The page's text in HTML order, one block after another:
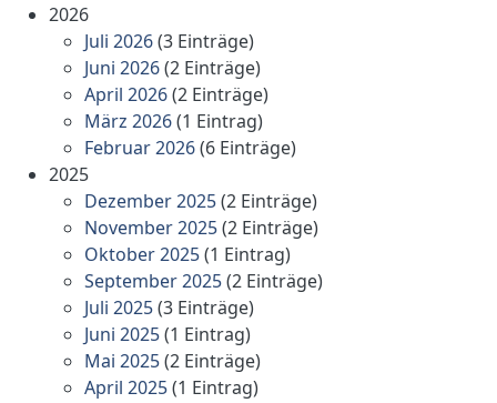
2026
Juli 2026(3 Einträge)
Juni 2026(2 Einträge)
April 2026(2 Einträge)
März 2026(1 Eintrag)
Februar 2026(6 Einträge)
2025
Dezember 2025(2 Einträge)
November 2025(2 Einträge)
Oktober 2025(1 Eintrag)
September 2025(2 Einträge)
Juli 2025(3 Einträge)
Juni 2025(1 Eintrag)
Mai 2025(2 Einträge)
April 2025(1 Eintrag)